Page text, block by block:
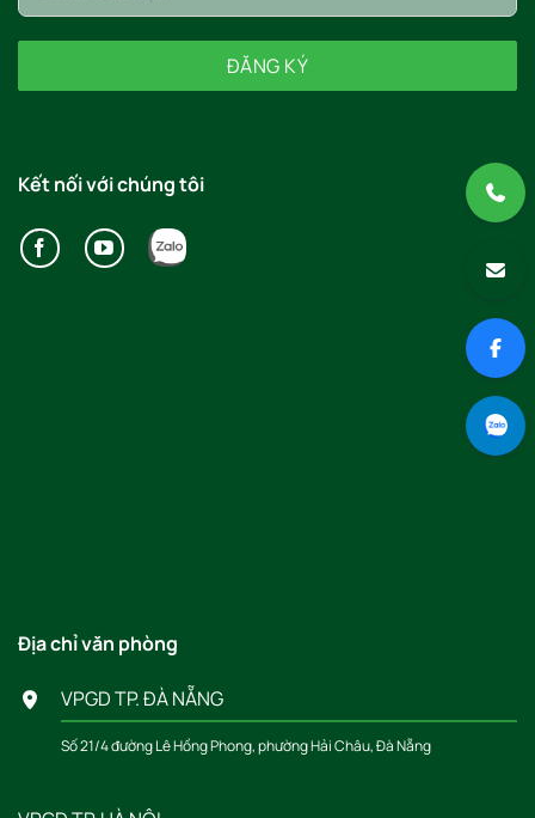
ĐĂNG KÝ
Kết nối với chúng tôi
Địa chỉ văn phòng
VPGD TP. ĐÀ NẴNG
Số 21/4 đường Lê Hồng Phong, phường Hải Châu, Đà Nẵng